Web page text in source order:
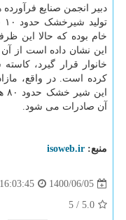
دبیر انجمن صنایع
خانوار قرار گیرد،
کرده است. در واقع،
آن صادرات می شود.
منبع: isoweb.ir
1400/06/05
16:03:45
5.0
/
5